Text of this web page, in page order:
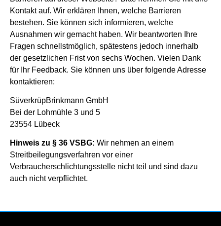
Kontakt auf. Wir erklären Ihnen, welche Barrieren
bestehen. Sie können sich informieren, welche
Ausnahmen wir gemacht haben. Wir beantworten Ihre
Fragen schnellstmöglich, spätestens jedoch innerhalb
der gesetzlichen Frist von sechs Wochen. Vielen Dank
für Ihr Feedback. Sie können uns über folgende Adresse
kontaktieren:
SüverkrüpBrinkmann GmbH
Bei der Lohmühle 3 und 5
23554 Lübeck
Hinweis zu § 36 VSBG: Wir nehmen an einem
Streitbeilegungsverfahren vor einer
Verbraucherschlichtungsstelle nicht teil und sind dazu
auch nicht verpflichtet.